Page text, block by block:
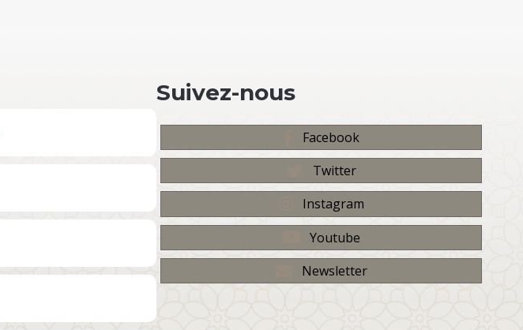
Suivez-nous
Facebook
Twitter
Instagram
Youtube
Newsletter